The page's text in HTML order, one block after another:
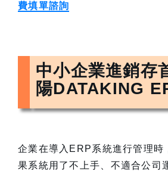
費填單諮詢
中小企業進銷存
陽DATAKING
企業在導入ERP系統進行管理時
果系統用了不上手、不適合公司